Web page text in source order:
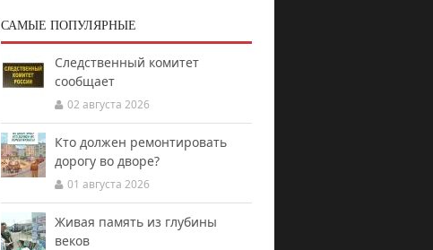
САМЫЕ ПОПУЛЯРНЫЕ
Следственный комитет
сообщает
02 августа 2026
Кто должен ремонтировать
дорогу во дворе?
01 августа 2026
Живая память из глубины
веков